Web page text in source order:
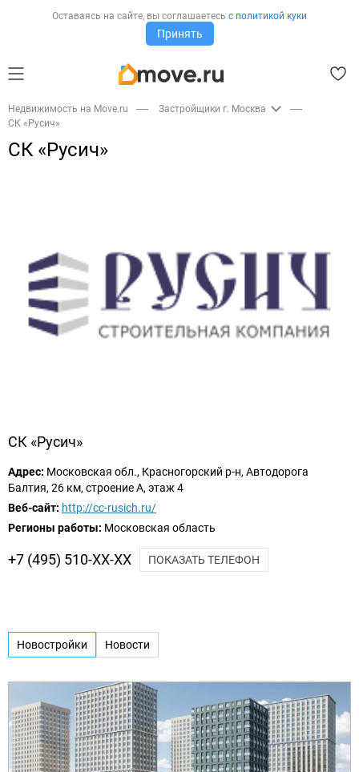
Оставаясь на сайте, вы соглашаетесь с политикой куки
Принять
Недвижимость на Move.ru
Застройщики г. Москва
СК «Русич»
СК «Русич»
СК «Русич»
Адрес: Московская обл., Красногорский р-н, Автодорога
Балтия, 26 км, строение А, этаж 4
Веб-сайт: http://cc-rusich.ru/
Регионы работы: Московская область
+7 (495) 510-XX-XX ПОКАЗАТЬ ТЕЛЕФОН
Новостройки Новости